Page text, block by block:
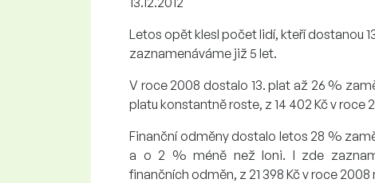
Letos opět klesl počet lidí, kteří dostanou
zaznamenáváme již 5 let.
V roce 2008 dostalo 13. plat až 26 %
platu konstantně roste, z 14 402 Kč v roce
Finanční odměny dostalo letos 28 %
a o 2 % méně než loni. I zde
finančních odměn, z 21 398 Kč v roce 2008